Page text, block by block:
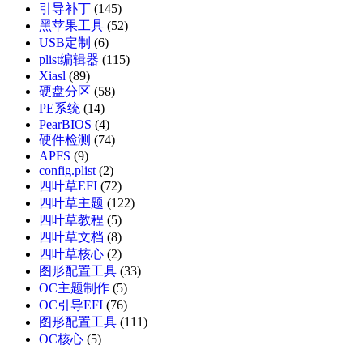
引导补丁 (145)
黑苹果工具 (52)
USB定制 (6)
plist编辑器 (115)
Xiasl (89)
硬盘分区 (58)
PE系统 (14)
PearBIOS (4)
硬件检测 (74)
APFS (9)
config.plist(2)
四叶草EFI (72)
四叶草主题 (122)
四叶草教程 (5)
四叶草文档 (8)
四叶草核心 (2)
图形配置工具 (33)
OC主题制作 (5)
OC引导EFI (76)
图形配置工具 (111)
OC核心 (5)